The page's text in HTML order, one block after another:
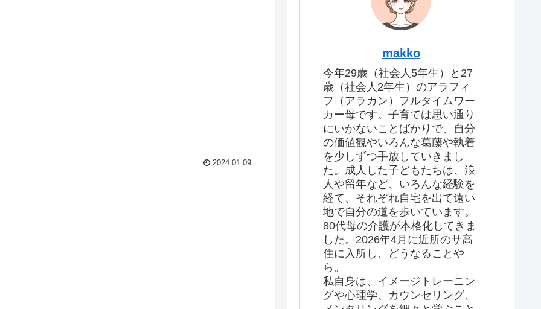
2024.01.09
makko
今年29歳（社会人5年生）と27
歳（社会人2年生）のアラフィ
フ（アラカン）フルタイムワー
カー母です。子育ては思い通り
にいかないことばかりで、自分
の価値観やいろんな葛藤や執着
を少しずつ手放していきまし
た。成人した子どもたちは、浪
人や留年など、いろんな経験を
経て、それぞれ自宅を出て遠い
地で自分の道を歩いています。
80代母の介護が本格化してきま
した。2026年4月に近所のサ高
住に入所し、どうなることや
ら。
私自身は、イメージトレーニン
グや心理学、カウンセリング、